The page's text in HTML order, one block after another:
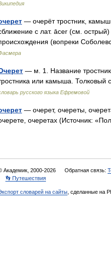
— очерёт тростник,
с лат. āсеr (см.
(вопреки
— м. 1. Название
или камыша.
русского языка Ефремовой
— очерет, очереты,
очеретах (Источник:
Академик, 2000-2026 Обратная связь:
👣 Путешествия
словарей на сайты , сделанные на